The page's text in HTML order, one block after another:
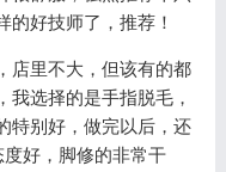
的好技师了，推荐！
店里不大，但该有的都
我选择的是手指脱毛，
特别好，做完以后，还
好，脚修的非常干